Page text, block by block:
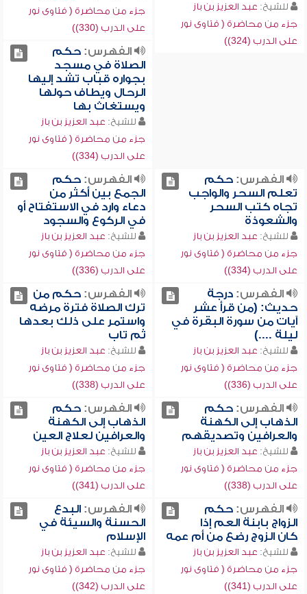
للشيخ: عبد العزيز بن باز
جزء من محاضرة ( فتاوى نور
على الدرب (324))
جزء من محاضرة ( فتاوى نور
على الدرب (330))
الفهرس:حكم
الصلاة في مسجد
بجواره قباب تشد إليها
الرحال ويطاف حولها
ويستغاث بها
للشيخ: عبد العزيز بن باز
جزء من محاضرة ( فتاوى نور
على الدرب (334))
الفهرس:حكم
تعلم السحر والواجب
تجاه كتب السحر
والشعوذة
للشيخ: عبد العزيز بن باز
جزء من محاضرة ( فتاوى نور
على الدرب (334))
الفهرس:حكم
الجمع بين أكثر من
دعاء وارد في الاستفتاح أو
في الركوع والسجود
للشيخ: عبد العزيز بن باز
جزء من محاضرة ( فتاوى نور
على الدرب (336))
الفهرس:درجة
حديث: (من قرأ عشر
آيات من سورة البقرة في
ليلة ....)
للشيخ: عبد العزيز بن باز
جزء من محاضرة ( فتاوى نور
على الدرب (336))
الفهرس:حكم من
ترك الصلاة فترة مرضه
واستمر على ذلك بعدها
ثم تاب
للشيخ: عبد العزيز بن باز
جزء من محاضرة ( فتاوى نور
على الدرب (338))
الفهرس:حكم
الذهاب إلى الكهنة
والعرافين وتصديقهم
للشيخ: عبد العزيز بن باز
جزء من محاضرة ( فتاوى نور
على الدرب (338))
الفهرس:حكم
الذهاب إلى الكهنة
والعرافين لعلاج العين
للشيخ: عبد العزيز بن باز
جزء من محاضرة ( فتاوى نور
على الدرب (341))
الفهرس:حكم
الزواج بابنة العم إذا
كان الزوج رضع من أم عمه
للشيخ: عبد العزيز بن باز
جزء من محاضرة ( فتاوى نور
على الدرب (341))
الفهرس:البدع
الحسنة والسيئة في
الإسلام
للشيخ: عبد العزيز بن باز
جزء من محاضرة ( فتاوى نور
على الدرب (342))